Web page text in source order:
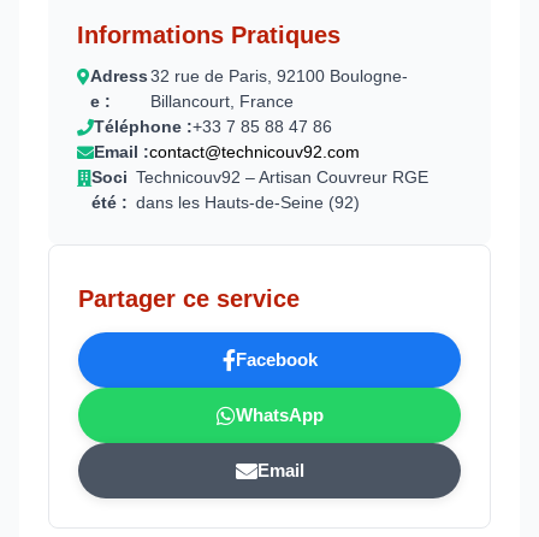
Informations Pratiques
Adress
e :
32 rue de Paris, 92100 Boulogne-
Billancourt, France
Téléphone :+33 7 85 88 47 86
Email :contact@technicouv92.com
Soci
été :
Technicouv92 – Artisan Couvreur RGE
dans les Hauts-de-Seine (92)
Partager ce service
Facebook
WhatsApp
Email